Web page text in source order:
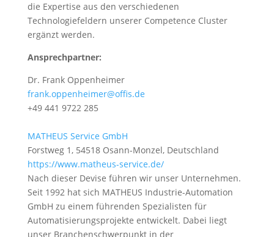
die Expertise aus den verschiedenen
Technologiefeldern unserer Competence Cluster
ergänzt werden.
Ansprechpartner:
Dr. Frank Oppenheimer
frank.oppenheimer@offis.de
+49 441 9722 285
MATHEUS Service GmbH
Forstweg 1, 54518 Osann-Monzel, Deutschland
https://www.matheus-service.de/
Nach dieser Devise führen wir unser Unternehmen.
Seit 1992 hat sich MATHEUS Industrie-Automation
GmbH zu einem führenden Spezialisten für
Automatisierungsprojekte entwickelt. Dabei liegt
unser Branchenschwerpunkt in der